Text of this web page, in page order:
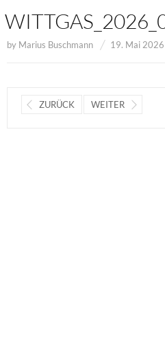
by Marius Buschmann 19. Mai 2026
ZURÜCK WEITER